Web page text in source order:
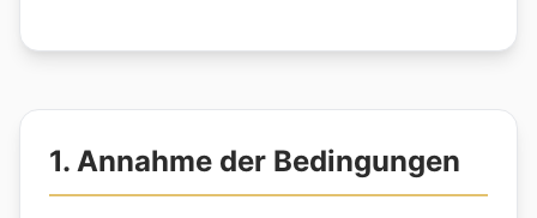
1. Annahme der Bedingungen